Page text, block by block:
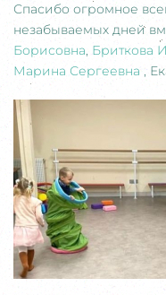
Спасибо огромное
незабываемых дней
Борисовна, Бриткова
Марина Сергеевна ,